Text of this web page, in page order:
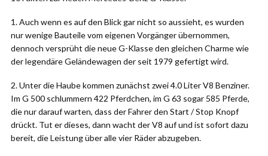
1. Auch wenn es auf den Blick gar nicht so aussieht, es wurden
nur wenige Bauteile vom eigenen Vorgänger übernommen,
dennoch versprüht die neue G-Klasse den gleichen Charme wie
der legendäre Geländewagen der seit 1979 gefertigt wird.
2. Unter die Haube kommen zunächst zwei 4.0 Liter V8 Benziner.
Im G 500 schlummern 422 Pferdchen, im G 63 sogar 585 Pferde,
die nur darauf warten, dass der Fahrer den Start / Stop Knopf
drückt. Tut er dieses, dann wacht der V8 auf und ist sofort dazu
bereit, die Leistung über alle vier Räder abzugeben.